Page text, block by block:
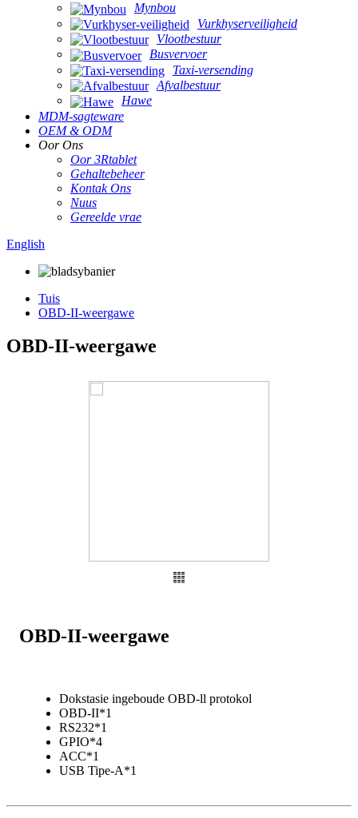
Mynbou
Vurkhyserveiligheid
Vlootbestuur
Busvervoer
Taxi-versending
Afvalbestuur
Hawe
MDM-sagteware
OEM & ODM
Oor Ons
Oor 3Rtablet
Gehaltebeheer
Kontak Ons
Nuus
Gereelde vrae
English
Tuis
OBD-II-weergawe
OBD-II-weergawe
OBD-II-weergawe
Dokstasie ingeboude OBD-ll protokol
OBD-II*1
RS232*1
GPIO*4
ACC*1
USB Tipe-A*1